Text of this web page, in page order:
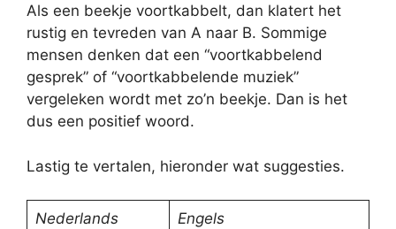
Als een beekje voortkabbelt, dan klatert het
rustig en tevreden van A naar B. Sommige
mensen denken dat een “voortkabbelend
gesprek” of “voortkabbelende muziek”
vergeleken wordt met zo’n beekje. Dan is het
dus een positief woord.
Lastig te vertalen, hieronder wat suggesties.
Nederlands Engels